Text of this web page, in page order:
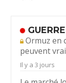
Ormuz en
peuvent
Il y a 3 jours